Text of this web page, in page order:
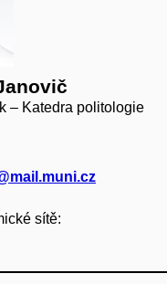
– Katedra politologie
sítě: